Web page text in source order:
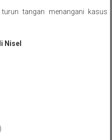
tangan menangani kasus
Nisel